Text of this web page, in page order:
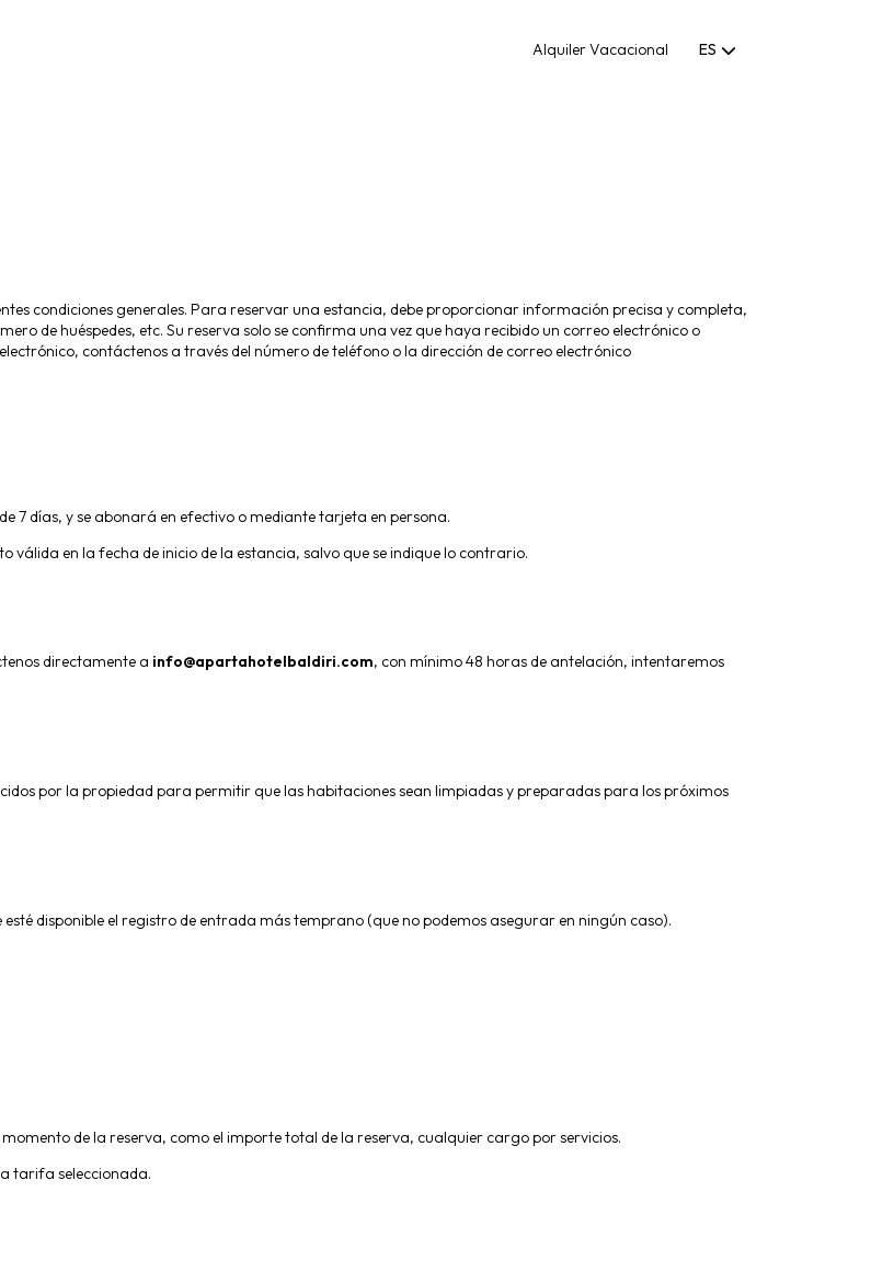
Alquiler Vacacional ES
condiciones generales. Para reservar una estancia, debe proporcionar información precisa y completa,
de huéspedes, etc. Su reserva solo se confirma una vez que haya recibido un correo electrónico o
contáctenos a través del número de teléfono o la dirección de correo electrónico
días, y se abonará en efectivo o mediante tarjeta en persona.
en la fecha de inicio de la estancia, salvo que se indique lo contrario.
directamente a info@apartahotelbaldiri.com, con mínimo 48 horas de antelación, intentaremos
por la propiedad para permitir que las habitaciones sean limpiadas y preparadas para los próximos
disponible el registro de entrada más temprano (que no podemos asegurar en ningún caso).
de la reserva, como el importe total de la reserva, cualquier cargo por servicios.
tarifa seleccionada.